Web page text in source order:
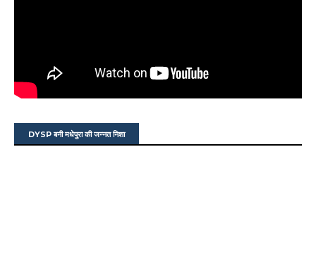
DYSP बनी मधेपुरा की जन्नत निशा